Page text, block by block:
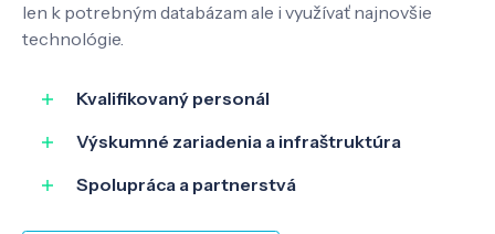
len k potrebným databázam ale i využívať najnovšie
technológie.
Kvalifikovaný personál
Výskumné zariadenia a infraštruktúra
Spolupráca a partnerstvá